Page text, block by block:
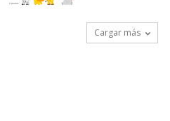
Cargar más